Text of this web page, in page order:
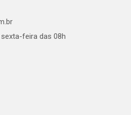
feira das 08h